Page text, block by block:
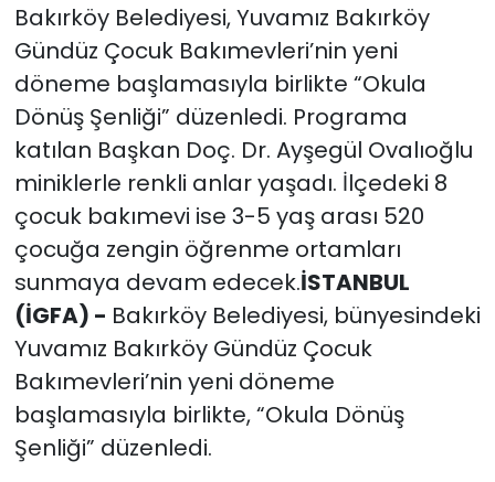
Bakırköy Belediyesi, Yuvamız Bakırköy
Gündüz Çocuk Bakımevleri’nin yeni
döneme başlamasıyla birlikte “Okula
Dönüş Şenliği” düzenledi. Programa
katılan Başkan Doç. Dr. Ayşegül Ovalıoğlu
miniklerle renkli anlar yaşadı. İlçedeki 8
çocuk bakımevi ise 3-5 yaş arası 520
çocuğa zengin öğrenme ortamları
sunmaya devam edecek.İSTANBUL
(İGFA) - Bakırköy Belediyesi, bünyesindeki
Yuvamız Bakırköy Gündüz Çocuk
Bakımevleri’nin yeni döneme
başlamasıyla birlikte, “Okula Dönüş
Şenliği” düzenledi.